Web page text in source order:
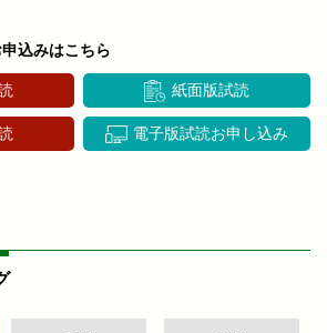
込みはこちら
紙面版試読
電子版試読お申し込み